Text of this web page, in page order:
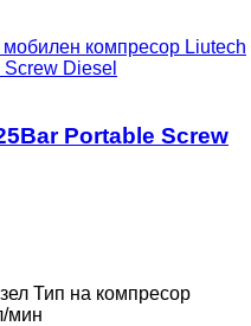
мобилен компресор Liutech
Diesel
Portable Screw
Тип на компресор
мин